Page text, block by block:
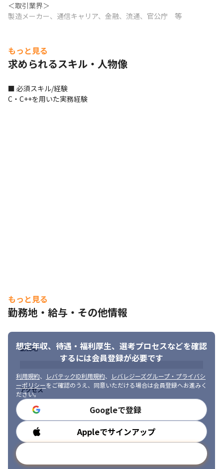
＜取引業界＞
製造メーカー、通信キャリア、金融、流通、官公庁　等
もっと見る
求められるスキル・人物像
■ 必須スキル/経験
C・C++を用いた実務経験
もっと見る
勤務地・給与・その他情報
想定年収、待遇・福利厚生、 選考プロセスなどを確認
するには会員登録が必要です
利用規約、 レバテックID利用規約、
レバレジーズグループ・プライバシ
ーポリシーをご確認のうえ、同意いただける場合は会員登録へお進みく
ださい。
Googleで登録
Appleでサインアップ
勤務地
アクセス
勤務時間